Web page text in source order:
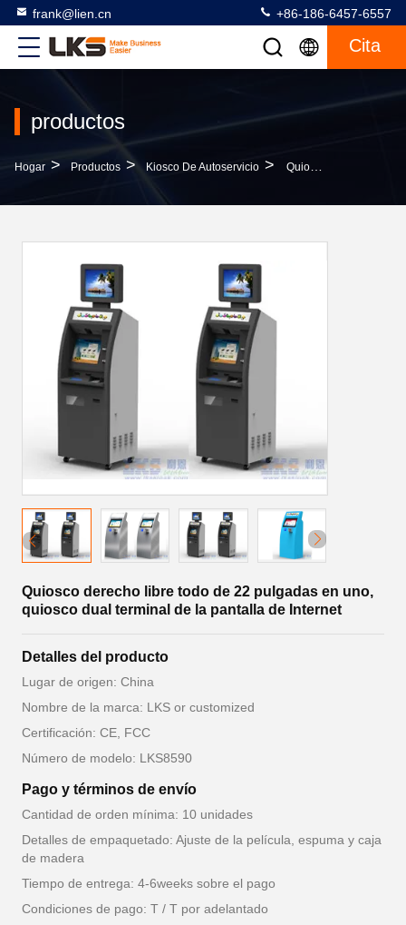
frank@lien.cn +86-186-6457-6557
Cita
productos
Hogar > Productos > Kiosco De Autoservicio > Quiosco Derecho Libre Todo De 22 Pulgadas En Uno, Quiosco Dual Terminal De La Pantalla De Internet
Quiosco derecho libre todo de 22 pulgadas en uno,
quiosco dual terminal de la pantalla de Internet
Detalles del producto
Lugar de origen: China
Nombre de la marca: LKS or customized
Certificación: CE, FCC
Número de modelo: LKS8590
Pago y términos de envío
Cantidad de orden mínima: 10 unidades
Detalles de empaquetado: Ajuste de la película, espuma y caja
de madera
Tiempo de entrega: 4-6weeks sobre el pago
Condiciones de pago: T / T por adelantado